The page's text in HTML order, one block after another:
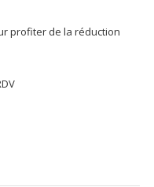
profiter de la réduction